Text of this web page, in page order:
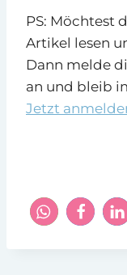
PS: Möchtest
Artikel lesen
Dann melde
an und bleib
Jetzt